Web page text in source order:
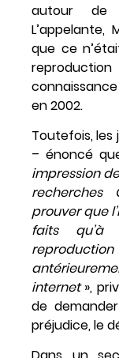
autour de
que ce
en 2002.
Toutefois, les
– énoncé
impression
recherches
prouver que
faits
internet»,
de
préjudice, le